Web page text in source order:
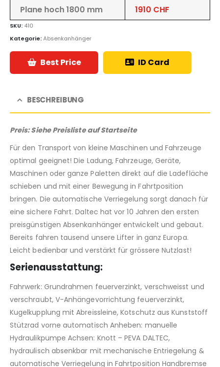
Plane hoch 1800 mm 1910 CHF
SKU: 410
Kategorie:Absenkanhänger
Best Price ID Card
BESCHREIBUNG
Preis: Siehe Preisliste auf Startseite
Für den Transport von kleine Maschinen und Fahrzeuge
optimal geeignet! Die Ladung, Fahrzeuge, Geräte,
Maschinen oder ganze Paletten direkt auf die Ladefläche
schieben und mit einer Bewegung in Fahrtposition
bringen. Die automatische Verriegelung sorgt danach für
eine sichere Fahrt. Daltec hat vor 10 Jahren den ersten
preisgünstigen Absenkanhänger entwickelt und gebaut.
Bereits fahren tausend unsere Lifter in ganz Europa.
Leicht bedienbar und verstärkt für grössere Nutzlast!
Serienausstattung:
Fahrwerk: Grundrahmen feuerverzinkt, verschweisst und
verschraubt, V-Anhängevorrichtung feuerverzinkt,
Kugelkupplung mit Abreissleine, Kotschutz aus Kunststoff
Stützrad vorne automatisch Anheben: manuelle
Hydraulikpumpe Achsen: Knott – PEVA DALTEC,
hydraulisch absenkbar mit mechanische Entriegelung &
automatische Verriegelung in Fahrtposition Handbremse